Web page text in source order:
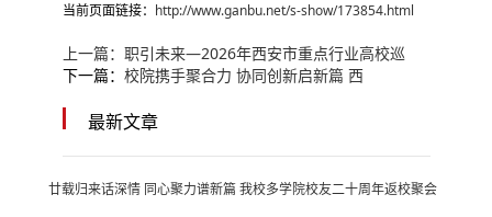
当前页面链接： http://www.ganbu.net/s-show/173854.html
上一篇： 职引未来—2026年西安市重点行业高校巡
下一篇： 校院携手聚合力 协同创新启新篇 西
最新文章
廿载归来话深情 同心聚力谱新篇 我校多学院校友二十周年返校聚会